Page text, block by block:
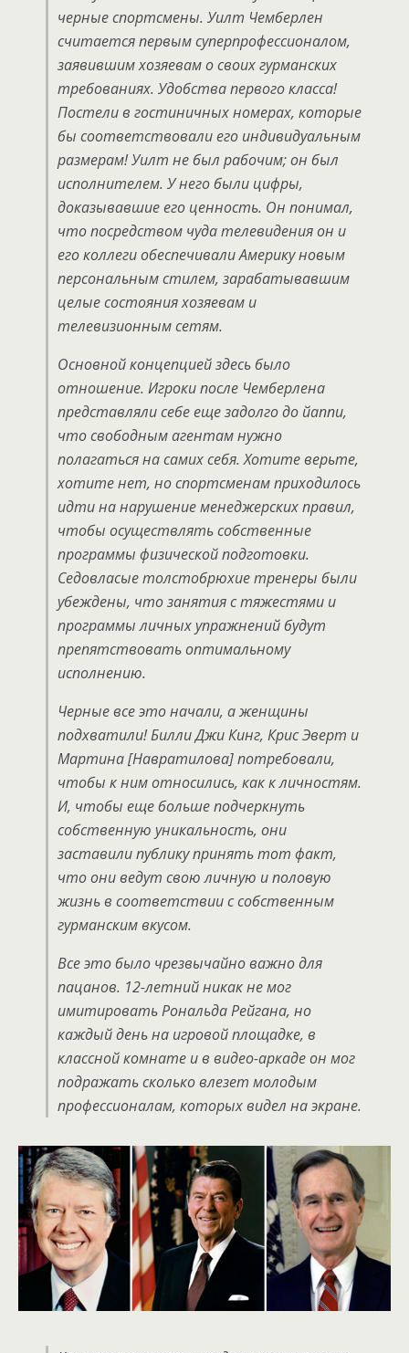
черные спортсмены. Уилт Чемберлен
считается первым суперпрофессионалом,
заявившим хозяевам о своих гурманских
требованиях. Удобства первого класса!
Постели в гостиничных номерах, которые
бы соответствовали его индивидуальным
размерам! Уилт не был рабочим; он был
исполнителем. У него были цифры,
доказывавшие его ценность. Он понимал,
что посредством чуда телевидения он и
его коллеги обеспечивали Америку новым
персональным стилем, зарабатывавшим
целые состояния хозяевам и
телевизионным сетям.
Основной концепцией здесь было
отношение. Игроки после Чемберлена
представляли себе еще задолго до йаппи,
что свободным агентам нужно
полагаться на самих себя. Хотите верьте,
хотите нет, но спортсменам приходилось
идти на нарушение менеджерских правил,
чтобы осуществлять собственные
программы физической подготовки.
Седовласые толстобрюхие тренеры были
убеждены, что занятия с тяжестями и
программы личных упражнений будут
препятствовать оптимальному
исполнению.
Черные все это начали, а женщины
подхватили! Билли Джи Кинг, Крис Эверт и
Мартина [Навратилова] потребовали,
чтобы к ним относились, как к личностям.
И, чтобы еще больше подчеркнуть
собственную уникальность, они
заставили публику принять тот факт,
что они ведут свою личную и половую
жизнь в соответствии с собственным
гурманским вкусом.
Все это было чрезвычайно важно для
пацанов. 12-летний никак не мог
имитировать Рональда Рейгана, но
каждый день на игровой площадке, в
классной комнате и в видео-аркаде он мог
подражать сколько влезет молодым
профессионалам, которых видел на экране.